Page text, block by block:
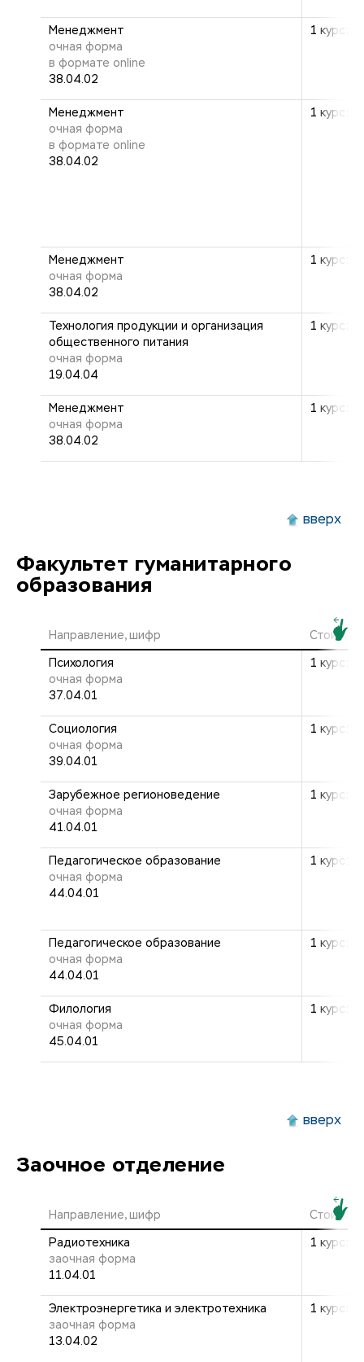
Менеджмент
очная форма
в формате online
38.04.02
1 курс:
Менеджмент
очная форма
в формате online
38.04.02
1 курс:
Менеджмент
очная форма
38.04.02
1 курс:
Технология продукции и организация
общественного питания
очная форма
19.04.04
1 курс:
Менеджмент
очная форма
38.04.02
1 курс:
вверх
Факультет гуманитарного
образования
Направление, шифр
Психология
очная форма
37.04.01
1 курс:
Социология
очная форма
39.04.01
1 курс:
Зарубежное регионоведение
очная форма
41.04.01
1 курс:
Педагогическое образование
очная форма
44.04.01
1 курс:
Педагогическое образование
очная форма
44.04.01
1 курс:
Филология
очная форма
45.04.01
1 курс:
вверх
Заочное отделение
Направление, шифр
Радиотехника
заочная форма
11.04.01
1 курс:
Электроэнергетика и электротехника
заочная форма
13.04.02
1 курс: